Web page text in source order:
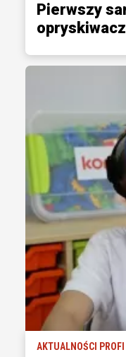
Pierwszy
AKTUALNOŚCI PROFI